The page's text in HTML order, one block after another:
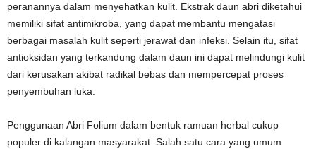
peranannya dalam menyehatkan kulit. Ekstrak daun abri diketahui
memiliki sifat antimikroba, yang dapat membantu mengatasi
berbagai masalah kulit seperti jerawat dan infeksi. Selain itu, sifat
antioksidan yang terkandung dalam daun ini dapat melindungi kulit
dari kerusakan akibat radikal bebas dan mempercepat proses
penyembuhan luka.
Penggunaan Abri Folium dalam bentuk ramuan herbal cukup
populer di kalangan masyarakat. Salah satu cara yang umum